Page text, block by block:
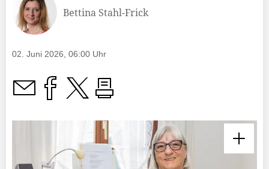
02. Juni 2026, 06:00 Uhr
Bettina Stahl-Frick